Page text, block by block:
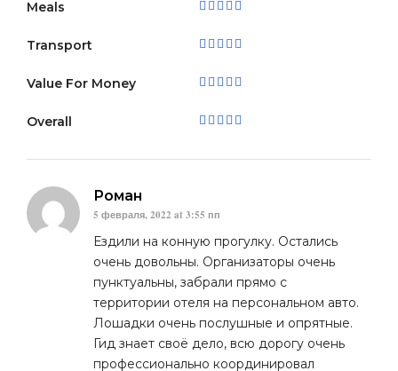
Meals
Transport
Value For Money
Overall
Роман
5 февраля, 2022 at 3:55 пп
Ездили на конную прогулку. Остались
очень довольны. Организаторы очень
пунктуальны, забрали прямо с
территории отеля на персональном авто.
Лошадки очень послушные и опрятные.
Гид знает своё дело, всю дорогу очень
профессионально координировал